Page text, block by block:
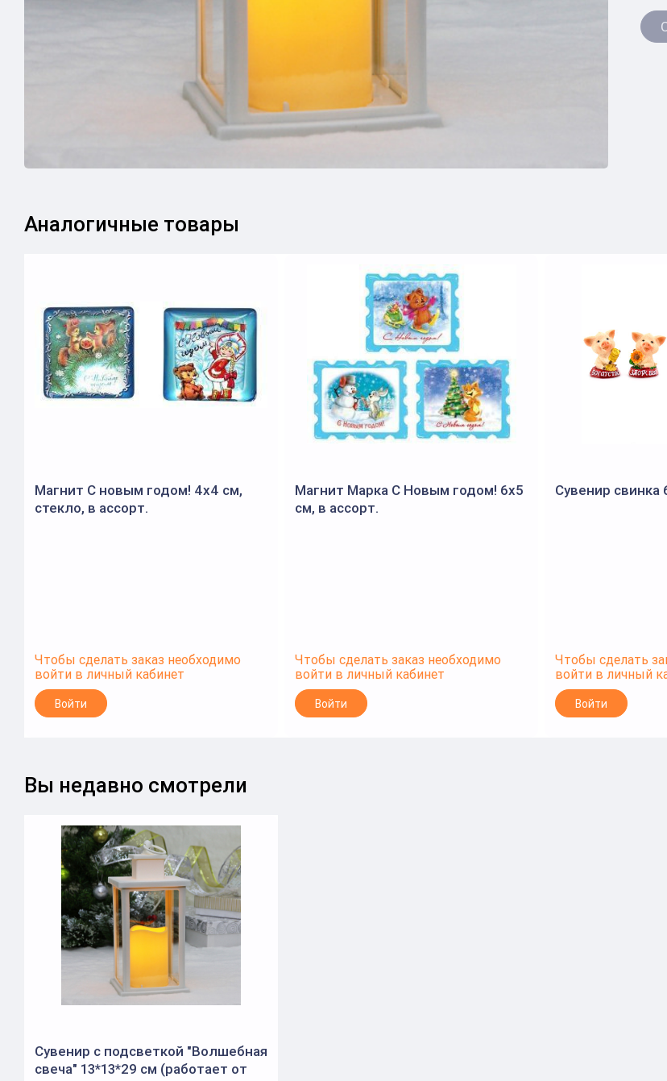
Аналогичные товары
Магнит С новым годом! 4х4 см,
стекло, в ассорт.
Чтобы сделать заказ необходимо
войти в личный кабинет
Войти
Магнит Марка С Новым годом! 6х5
см, в ассорт.
Чтобы сделать заказ необходимо
войти в личный кабинет
Войти
Сувенир свинка
Чтобы сделать
войти в личный
Войти
Вы недавно смотрели
Сувенир с подсветкой "Волшебная
свеча" 13*13*29 см (работает от